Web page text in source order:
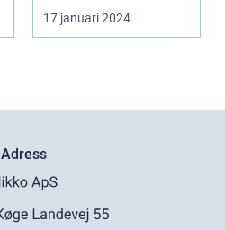
och den
avslappnade
upptäcka när man
flyg...
17 januari 2024
Adress